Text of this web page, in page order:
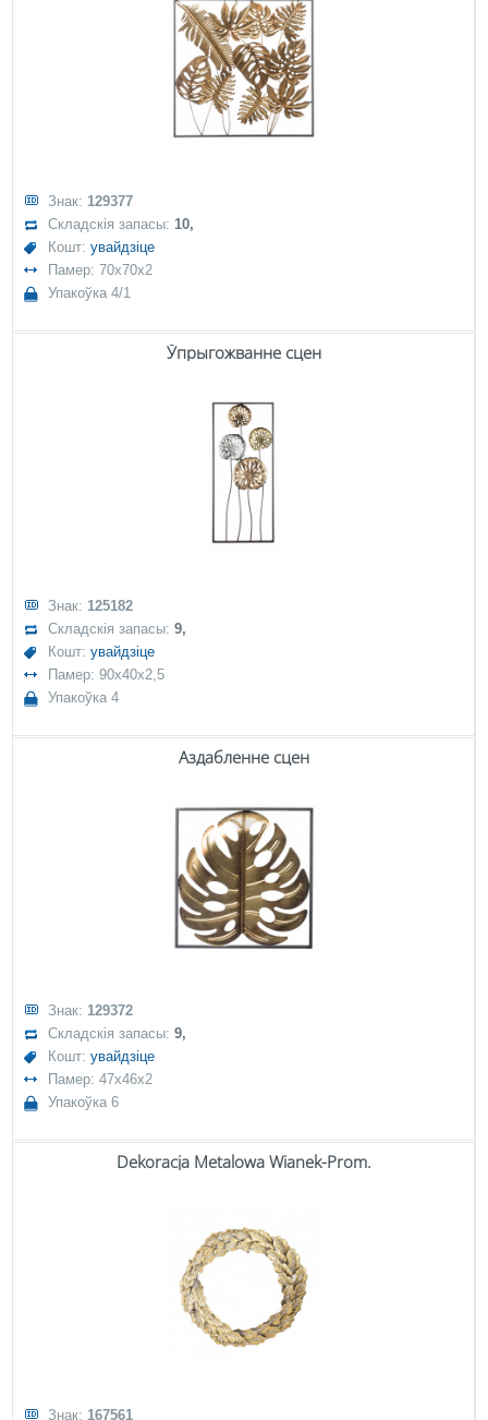
Знак: 129377
Складскія запасы:10,
Кошт:увайдзіце
Памер: 70x70x2
Упакоўка 4/1
Ўпрыгожванне сцен
Знак: 125182
Складскія запасы:9,
Кошт:увайдзіце
Памер: 90x40x2,5
Упакоўка 4
Аздабленне сцен
Знак: 129372
Складскія запасы:9,
Кошт:увайдзіце
Памер: 47x46x2
Упакоўка 6
Dekoracja Metalowa Wianek-Prom.
Знак: 167561